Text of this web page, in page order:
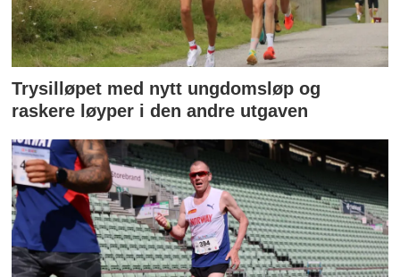
Trysilløpet med nytt ungdomsløp og
raskere løyper i den andre utgaven